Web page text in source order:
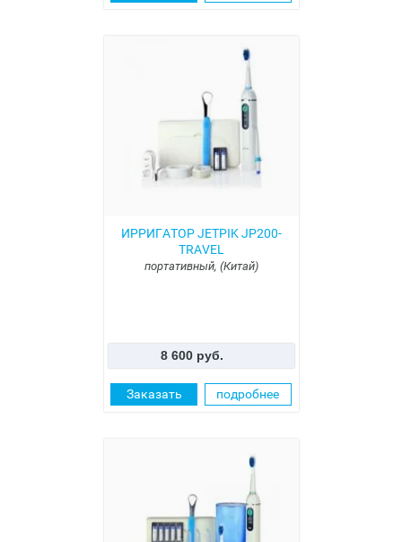
ИРРИГАТОР JETPIK JP200-
TRAVEL
портативный, (Китай)
8 600 руб.
Заказать подробнее